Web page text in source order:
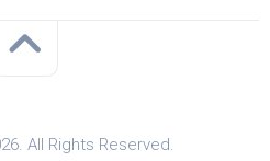
All Rights Reserved.